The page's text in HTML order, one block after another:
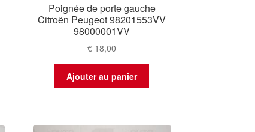
Poignée de porte gauche
Citroën Peugeot 98201553VV
98000001VV
€ 18,00
Ajouter au panier